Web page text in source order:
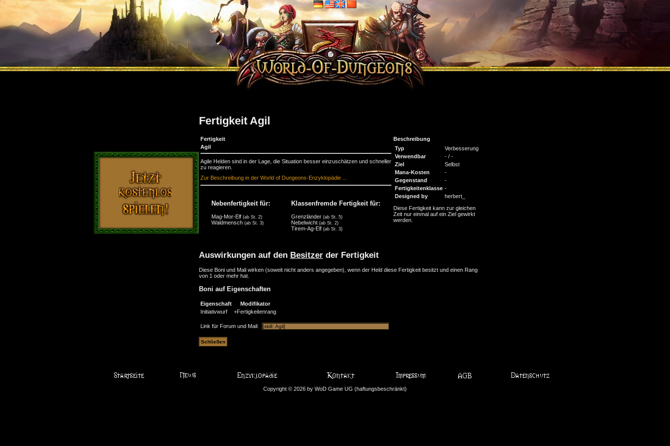
Fertigkeit Agil
Fertigkeit
Beschreibung
Agil
Agile Helden sind in der Lage, die Situation besser einzuschätzen und schneller
zu reagieren.
Zur Beschreibung in der World of Dungeons-Enzyklopädie ...
Nebenfertigkeit für:
Mag-Mor-Elf (ab St. 2)
Waldmensch (ab St. 3)
Klassenfremde Fertigkeit für:
Grenzländer (ab St. 5)
Nebelwicht (ab St. 2)
Tirem-Ag-Elf (ab St. 3)
Typ
Verbesserung
Verwendbar
- / -
Ziel
Selbst
Mana-Kosten
-
Gegenstand
-
Fertigkeitenklasse -
Designed by
herbert_
Diese Fertigkeit kann zur gleichen
Zeit nur einmal auf ein Ziel gewirkt
werden.
Auswirkungen auf den Besitzer der Fertigkeit
Diese Boni und Mali wirken (soweit nicht anders angegeben), wenn der Held diese Fertigkeit besitzt und einen Rang
von 1 oder mehr hat.
Boni auf Eigenschaften
Eigenschaft
Modifikator
Initiativwurf
+Fertigkeitenrang
Link für Forum und Mail:
Copyright © 2026 by WoD Game UG (haftungsbeschränkt)